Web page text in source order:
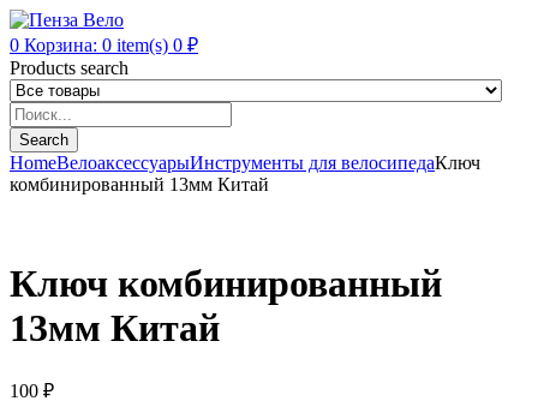
0 Корзина: 0 item(s) 0 ₽
Products search
Search
HomeВелоаксессуарыИнструменты для велосипедаКлюч
комбинированный 13мм Китай
Ключ комбинированный
13мм Китай
100 ₽